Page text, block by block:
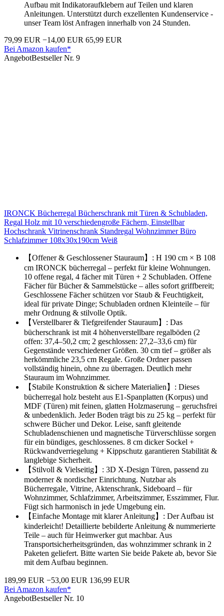
Aufbau mit Indikatoraufklebern auf Teilen und klaren
Anleitungen. Unterstützt durch exzellenten Kundenservice -
unser Team löst Anfragen innerhalb von 24 Stunden.
79,99 EUR −14,00 EUR 65,99 EUR
Bei Amazon kaufen*
AngebotBestseller Nr. 9
IRONCK Bücherregal Bücherschrank mit Türen & Schubladen,
Regal Holz mit 10 verschiedengroße Fächern, Einstellbar
Hochschrank Vitrinenschrank Standregal Wohnzimmer Büro
Schlafzimmer 108x30x190cm Weiß
【Offener & Geschlossener Stauraum】: H 190 cm × B 108
cm IRONCK bücherregal – perfekt für kleine Wohnungen.
10 offene regal, 4 fächer mit Türen + 2 Schubladen. Offene
Fächer für Bücher & Sammelstücke – alles sofort griffbereit;
Geschlossene Fächer schützen vor Staub & Feuchtigkeit,
ideal für private Dinge; Schubladen ordnen Kleinteile – für
mehr Ordnung & stilvolle Optik.
【Verstellbarer & Tiefgreifender Stauraum】: Das
bücherschrank ist mit 4 höhenverstellbare regalböden (2
offen: 37,4–50,2 cm; 2 geschlossen: 27,2–33,6 cm) für
Gegenstände verschiedener Größen. 30 cm tief – größer als
herkömmliche 23,5 cm Regale. Große Ordner passen
vollständig hinein, ohne zu überragen. Deutlich mehr
Stauraum im Wohnzimmer.
【Stabile Konstruktion & sichere Materialien】: Dieses
bücherregal holz besteht aus E1-Spanplatten (Korpus) und
MDF (Türen) mit feinen, glatten Holzmaserung – geruchsfrei
& unbedenklich. Jeder Boden trägt bis zu 25 kg – perfekt für
schwere Bücher und Dekor. Leise, sanft gleitende
Schubladenschienen und magnetische Türverschlüsse sorgen
für ein bündiges, geschlossenes. 8 cm dicker Sockel +
Rückwandverriegelung + Kippschutz garantieren Stabilität &
langlebige Sicherheit.
【Stilvoll & Vielseitig】: 3D X‑Design Türen, passend zu
moderner & nordischer Einrichtung. Nutzbar als
Bücherregale, Vitrine, Aktenschrank, Sideboard – für
Wohnzimmer, Schlafzimmer, Arbeitszimmer, Esszimmer, Flur.
Fügt sich harmonisch in jede Umgebung ein.
【Einfache Montage mit klarer Anleitung】: Der Aufbau ist
kinderleicht! Detaillierte bebilderte Anleitung & nummerierte
Teile – auch für Heimwerker gut machbar. Aus
Transportsicherheitsgründen, das wohnzimmer schrank in 2
Paketen geliefert. Bitte warten Sie beide Pakete ab, bevor Sie
mit dem Aufbau beginnen.
189,99 EUR −53,00 EUR 136,99 EUR
Bei Amazon kaufen*
AngebotBestseller Nr. 10